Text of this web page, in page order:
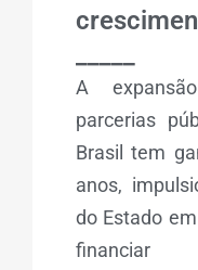
A
parcerias
Brasil tem
anos,
do Estado
financiar